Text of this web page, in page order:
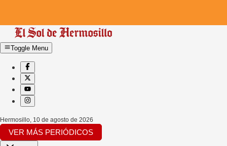
Toggle Menu
Hermosillo 10 de agosto de 2026
VER MÁS PERIÓDICOS